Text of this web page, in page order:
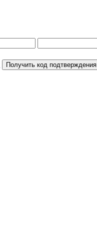
Получить код подтверждения